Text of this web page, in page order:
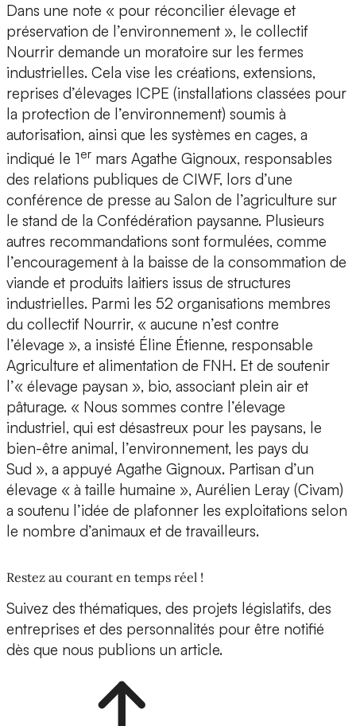
Dans une note « pour réconcilier élevage et
préservation de l’environnement », le collectif
Nourrir demande un moratoire sur les fermes
industrielles. Cela vise les créations, extensions,
reprises d’élevages ICPE (installations classées pour
la protection de l’environnement) soumis à
autorisation, ainsi que les systèmes en cages, a
indiqué le 1er mars Agathe Gignoux, responsables
des relations publiques de CIWF, lors d’une
conférence de presse au Salon de l’agriculture sur
le stand de la Confédération paysanne. Plusieurs
autres recommandations sont formulées, comme
l’encouragement à la baisse de la consommation de
viande et produits laitiers issus de structures
industrielles. Parmi les 52 organisations membres
du collectif Nourrir, « aucune n’est contre
l’élevage », a insisté Éline Étienne, responsable
Agriculture et alimentation de FNH. Et de soutenir
l’« élevage paysan », bio, associant plein air et
pâturage. « Nous sommes contre l’élevage
industriel, qui est désastreux pour les paysans, le
bien-être animal, l’environnement, les pays du
Sud », a appuyé Agathe Gignoux. Partisan d’un
élevage « à taille humaine », Aurélien Leray (Civam)
a soutenu l’idée de plafonner les exploitations selon
le nombre d’animaux et de travailleurs.
Restez au courant en temps réel !
Suivez des thématiques, des projets législatifs, des
entreprises et des personnalités pour être notifié
dès que nous publions un article.